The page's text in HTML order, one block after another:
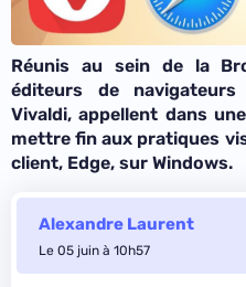
Réunis au sein de la
éditeurs de
Vivaldi, appellent dans
mettre fin aux pratiques
client, Edge, sur Windows.
Alexandre Laurent
Le 05 juin à 10h57